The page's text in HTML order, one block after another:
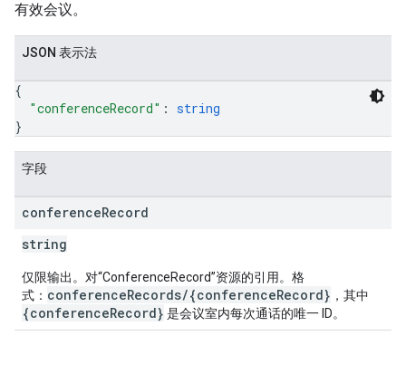
有效会议。
JSON 表示法
{
"conferenceRecord" : string
}
字段
conferenceRecord
string
仅限输出。对“ConferenceRecord”资源的引用。格
式： conferenceRecords/{conferenceRecord} ，其中
{conferenceRecord} 是会议室内每次通话的唯一 ID。